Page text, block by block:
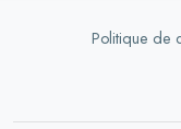
Politique de